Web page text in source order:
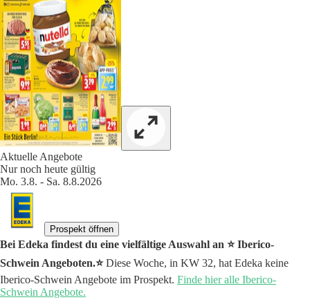
Aktuelle Angebote
Nur noch heute gültig
Mo. 3.8. - Sa. 8.8.2026
Prospekt öffnen
Bei Edeka findest du eine vielfältige Auswahl an ⭐️ Iberico-
Schwein Angeboten.⭐️Diese Woche, in KW 32, hat Edeka keine
Iberico-Schwein Angebote im Prospekt. Finde hier alle Iberico-
Schwein Angebote.